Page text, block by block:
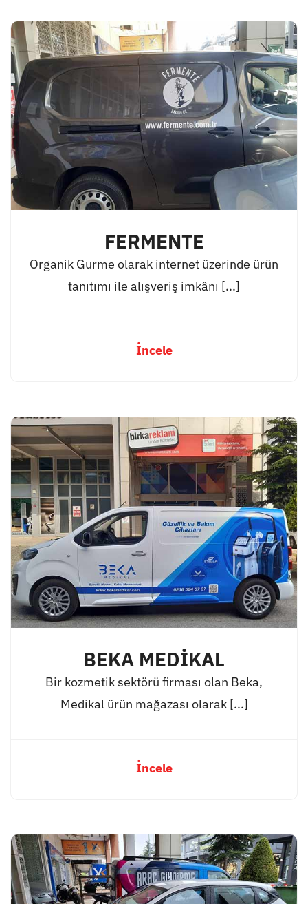
FERMENTE
Organik Gurme olarak internet üzerinde ürün
tanıtımı ile alışveriş imkânı [...]
İncele
BEKA MEDİKAL
Bir kozmetik sektörü firması olan Beka,
Medikal ürün mağazası olarak [...]
İncele